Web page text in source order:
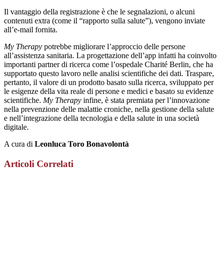
Il vantaggio della registrazione è che le segnalazioni, o alcuni
contenuti extra (come il “rapporto sulla salute”), vengono inviate
all’e-mail fornita.
My Therapy potrebbe migliorare l’approccio delle persone
all’assistenza sanitaria. La progettazione dell’app infatti ha coinvolto
importanti partner di ricerca come l’ospedale Charité Berlin, che ha
supportato questo lavoro nelle analisi scientifiche dei dati. Traspare,
pertanto, il valore di un prodotto basato sulla ricerca, sviluppato per
le esigenze della vita reale di persone e medici e basato su evidenze
scientifiche. My Therapy infine, è stata premiata per l’innovazione
nella prevenzione delle malattie croniche, nella gestione della salute
e nell’integrazione della tecnologia e della salute in una società
digitale.
A cura di Leonluca Toro Bonavolontà
Articoli Correlati